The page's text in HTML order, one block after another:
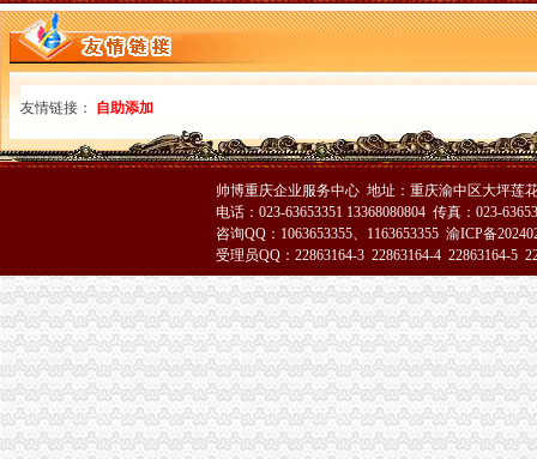
奉节局“3.15”重庆代办公司纪念活动体现三个新
荣昌县3.15活动呈现四大点
合川局渝中区代办公司形式多样开展3.15主题宣活动
市局12315指挥中心“3.15”渝中区代办公司期间申诉举报受理况
酉局重庆代办公司隆重纪念3．15活动。
巴南局木洞所“五动”渝中区工商代办机制深入开展“3.15”宣活动
大足县隆重纪念“3·15”渝中区代办营业执照国际消费者权益日
黔江局渝中区工商代办深化岗位大练活动
全市重庆代办公司移动电话机市场秩序专项整工作取得实效
垫江局隆重举行3?15纪念活动暨“走进三农”渝中区工商代办活动启动仪式
潼南局三结合做好“3.15”渝中区代办公司现场宣活动
永川局化农资市重庆代办公司场监管取得初步成效
酉局渝中区代办营业执照以规范求节约 以节约促发展
涪陵局突出“三抓”重庆代办公司促“3.15”宣活动成效彰显
高新区局隆重纪念“3?15”重庆代办公司国际消费者权益日
市局领导亲自坐阵12315综合指挥调度中心指挥处理央视“3.15”晚会移转的渝中
国家工商总局重庆代办公司公布2005年消费者申诉十大热点
搭台工商唱戏奉节县基层所简朴隆重办“3.15”渝中区代办公司
友情链接： 自助添加
帅博重庆企业服务中心 地址：重庆渝中区大坪莲
电话：023-63653351 13368080804 传真：023-
咨询QQ：1063653355、1163653355 渝ICP备
受理员QQ：22863164-3 22863164-4 22863164-5